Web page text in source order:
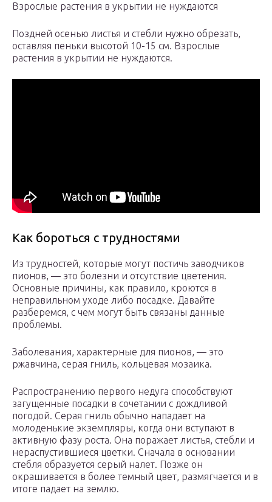
Взрослые растения в укрытии не нуждаются
Поздней осенью листья и стебли нужно обрезать,
оставляя пеньки высотой 10-15 см. Взрослые
растения в укрытии не нуждаются.
Как бороться с трудностями
Из трудностей, которые могут постичь заводчиков
пионов, — это болезни и отсутствие цветения.
Основные причины, как правило, кроются в
неправильном уходе либо посадке. Давайте
разберемся, с чем могут быть связаны данные
проблемы.
Заболевания, характерные для пионов, — это
ржавчина, серая гниль, кольцевая мозаика.
Распространению первого недуга способствуют
загущенные посадки в сочетании с дождливой
погодой. Серая гниль обычно нападает на
молоденькие экземпляры, когда они вступают в
активную фазу роста. Она поражает листья, стебли и
нераспустившиеся цветки. Сначала в основании
стебля образуется серый налет. Позже он
окрашивается в более темный цвет, размягчается и в
итоге падает на землю.